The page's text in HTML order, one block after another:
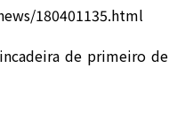
180401135.html
de primeiro de